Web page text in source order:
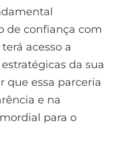
de confiança com
acesso a
da sua
que essa parceria
e na
para o